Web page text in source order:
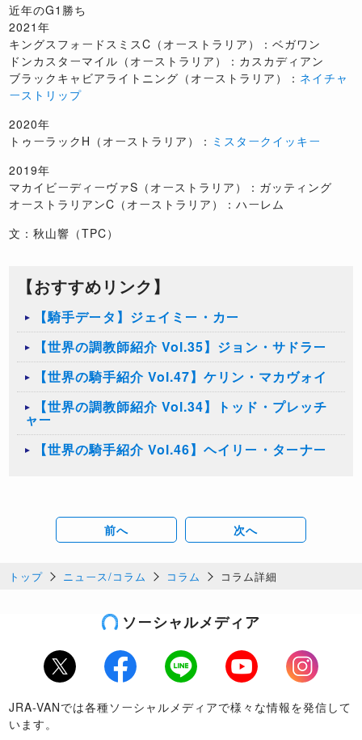
近年のG1勝ち
2021年
キングスフォードスミスC（オーストラリア）：ベガワン
ドンカスターマイル（オーストラリア）：カスカディアン
ブラックキャビアライトニング（オーストラリア）： ネイチャ
ーストリップ
2020年
トゥーラックH（オーストラリア）： ミスタークイッキー
2019年
マカイビーディーヴァS（オーストラリア）：ガッティング
オーストラリアンC（オーストラリア）：ハーレム
文：秋山響（TPC）
【おすすめリンク】
【騎手データ】ジェイミー・カー
【世界の調教師紹介 Vol.35】ジョン・サドラー
【世界の騎手紹介 Vol.47】ケリン・マカヴォイ
【世界の調教師紹介 Vol.34】トッド・プレッチ
ャー
【世界の騎手紹介 Vol.46】ヘイリー・ターナー
前へ 次へ
トップ ニュース/コラム コラム コラム詳細
ソーシャルメディア
Twitter Facebook LINE Youtube
Instagram
JRA-VANでは各種ソーシャルメディアで様々な情報を発信して
います。